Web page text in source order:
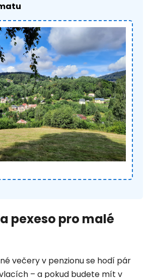
pexeso pro malé
večery v penzionu se hodí pár
– a pokud budete mít v